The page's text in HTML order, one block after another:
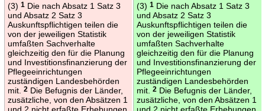
(3) 1Die nach Absatz 1 Satz 3
und Absatz 2 Satz 3
Auskunftspflichtigen teilen die
von der jeweiligen Statistik
umfaßten Sachverhalte
gleichzeitig den für die Planung
und Investitionsfinanzierung der
Pflegeeinrichtungen
zuständigen Landesbehörden
mit.
2Die Befugnis der Länder,
zusätzliche, von den Absätzen 1
und 2 nicht erfaßte Erhebungen
(3) 1Die nach Absatz 1 Satz 3
und Absatz 2 Satz 3
Auskunftspflichtigen teilen die
von der jeweiligen Statistik
umfaßten Sachverhalte
gleichzeitig den für die Planung
und Investitionsfinanzierung der
Pflegeeinrichtungen
zuständigen Landesbehörden
mit.
2Die Befugnis der Länder,
zusätzliche, von den Absätzen 1
und 2 nicht erfaßte Erhebungen